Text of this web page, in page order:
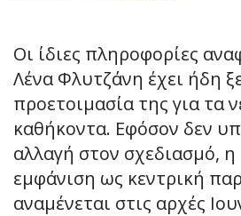
Οι ίδιες πληροφορίες
Λένα Φλυτζάνη έχει ήδη
προετοιμασία της για τα
καθήκοντα. Εφόσον δεν
αλλαγή στον σχεδιασμό,
εμφάνιση ως κεντρική
αναμένεται στις αρχές